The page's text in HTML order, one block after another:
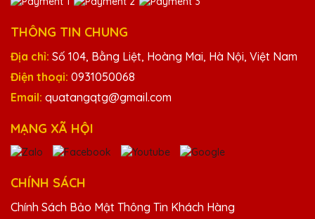
Trần Văn Hiếu
Đã nhận được kỷ niệm chương và rất ấn
tượng với thiết kế và chất lượng. Cảm ơn
Quà Tặng Pha Lê QTG!
Phạm Văn Thanh
Thiết kế kỷ niệm chương của Quà Tặng Pha
Lê QTG rất tinh tế và độc đáo. Rất hài lòng
với sản phẩm.
THÔNG TIN CHUNG
Địa chỉ: Số 104, Bằng Liệt, Hoàng Mai, Hà Nội, Việt Nam
Điện thoại: 0931050068
Email: quatangqtg@gmail.com
MẠNG XÃ HỘI
CHÍNH SÁCH
Chính Sách Bảo Mật Thông Tin Khách Hàng